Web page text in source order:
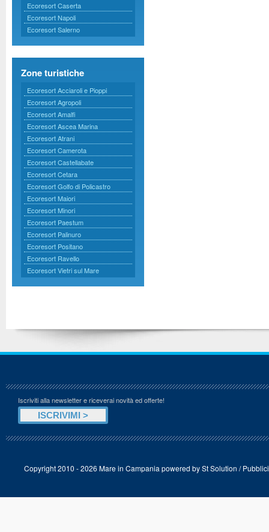
Ecoresort Caserta
Ecoresort Napoli
Ecoresort Salerno
Zone turistiche
Ecoresort Acciaroli e Pioppi
Ecoresort Agropoli
Ecoresort Amalfi
Ecoresort Ascea Marina
Ecoresort Atrani
Ecoresort Camerota
Ecoresort Castellabate
Ecoresort Cetara
Ecoresort Golfo di Policastro
Ecoresort Maiori
Ecoresort Minori
Ecoresort Paestum
Ecoresort Palinuro
Ecoresort Positano
Ecoresort Ravello
Ecoresort Vietri sul Mare
Iscriviti alla newsletter e riceverai novità ed offerte!
Copyright 2010 - 2026 Mare in Campania powered bySt Solution /